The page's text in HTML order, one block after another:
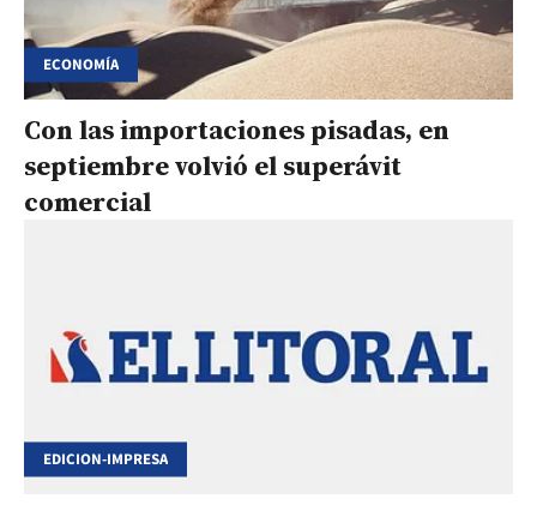
ECONOMÍA
Con las importaciones pisadas, en
septiembre volvió el superávit
comercial
EDICION-IMPRESA